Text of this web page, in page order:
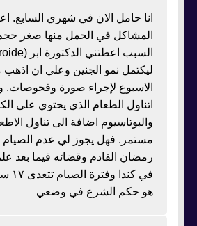
انا حامل الان في شهري السابع.
المشاكل في الحمل منها صغر حجم
ليكتمل نمو الجنين وعلي ان
الاسبوع لإجراء صورة
اتناول الطعام الذي يحتوي على
والبوتاسيوم اضافة الى تناول
مستمر. فهل يجوز لي عدم
رمضان القادم وقضائه فيما بعد
في
هو حكم الشرع في وضعي